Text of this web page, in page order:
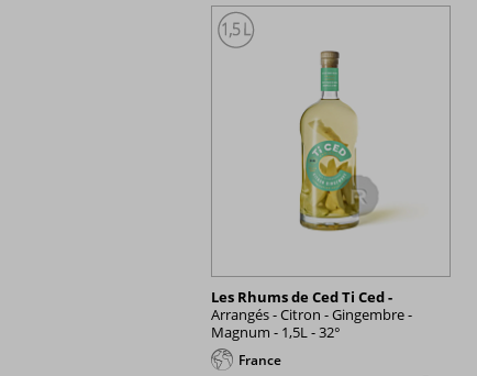
Les Rhums de Ced Ti Ced -
Arrangés - Citron - Gingembre -
Magnum - 1,5L - 32°
France